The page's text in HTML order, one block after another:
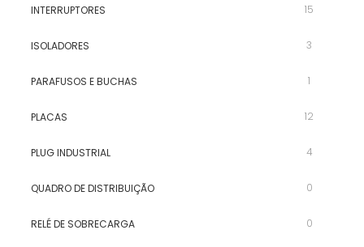
INTERRUPTORES 15
ISOLADORES 3
PARAFUSOS E BUCHAS 1
PLACAS 12
PLUG INDUSTRIAL 4
QUADRO DE DISTRIBUIÇÃO 0
RELÉ DE SOBRECARGA 0